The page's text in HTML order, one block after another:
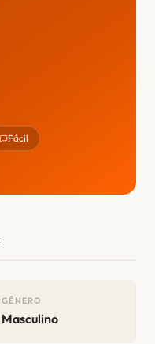
Fácil
GÊNERO
Masculino